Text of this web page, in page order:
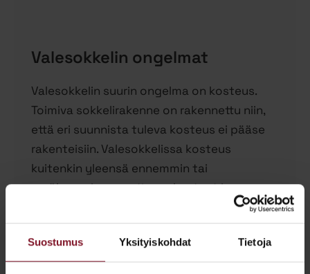
Suostumus Yksityiskohdat Tietoja
Valesokkelin ongelmat
Valesokkelin suurin ongelma on kosteus.
Toimiva sokkelirakenne on rakennettu niin,
että eri suunnista tuleva kosteus ei pääse
rakenteisiin. Valesokkelissa kosteus
kuitenkin yleensä ennemmin tai
myöhemmin saavuttaa rakenteet ja
aiheuttaa mittavia esteettisiä, rakenteellisia
ja jopa terveydelle haitallisia ongelmia. Ja
jos asut valesokkelitalossa, joiden
rakenteet vielä ovat säästyneet